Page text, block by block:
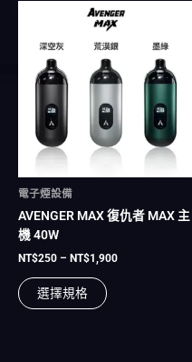
電子煙設備
AVENGER MAX 復仇者 MAX 主
機 40W
NT$250 – NT$1,900
價
格
圍：
NT$250
到
選擇規格
此
產
品
有
多
種
款
式。
在
品
面
擇